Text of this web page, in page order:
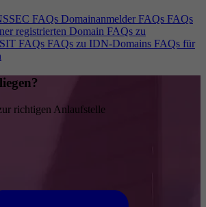
FAQs Domainanmelder FAQs FAQs
registrierten Domain FAQs zu
FAQs FAQs zu IDN-Domains FAQs für
richtigen Anlaufstelle